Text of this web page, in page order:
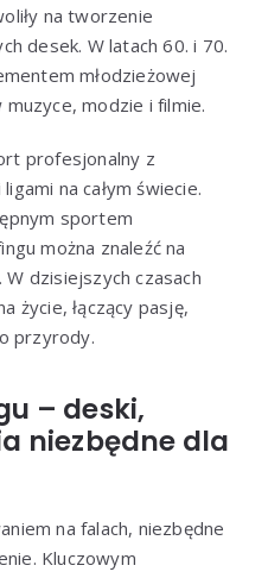
na tworzenie
desek. W latach 60. i 70.
młodzieżowej
modzie i filmie.
profesjonalny z
na całym świecie.
sportem
można znaleźć na
dzisiejszych czasach
życie, łączący pasję,
przyrody.
– deski,
niezbędne dla
na falach, niezbędne
Kluczowym